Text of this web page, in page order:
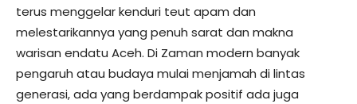
terus menggelar kenduri teut apam dan
melestarikannya yang penuh sarat dan makna
warisan endatu Aceh. Di Zaman modern banyak
pengaruh atau budaya mulai menjamah di lintas
generasi, ada yang berdampak positif ada juga